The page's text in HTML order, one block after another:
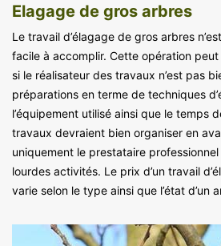
Elagage de gros arbres
Le travail d’élagage de gros arbres
facile à accomplir. Cette opération
si le réalisateur des travaux n’est pas
préparations en terme de techniques
l’équipement utilisé ainsi que le temps
travaux devraient bien organiser en
uniquement le prestataire
lourdes activités. Le prix d’un travail
varie selon le type ainsi que l’état d’un